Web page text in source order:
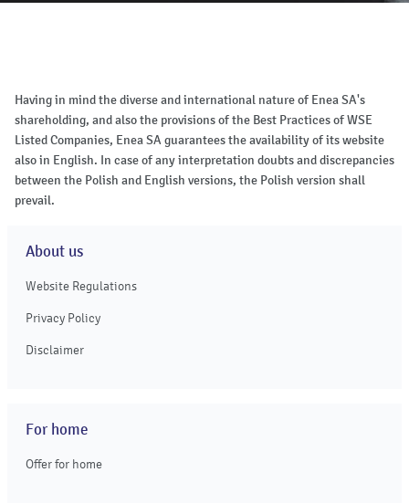
Having in mind the diverse and international nature of Enea SA's
shareholding, and also the provisions of the Best Practices of WSE
Listed Companies, Enea SA guarantees the availability of its website
also in English. In case of any interpretation doubts and discrepancies
between the Polish and English versions, the Polish version shall
prevail.
About us
Website Regulations
Privacy Policy
Disclaimer
For home
Offer for home